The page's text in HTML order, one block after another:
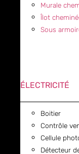
Murale
Îlot
Sous
ÉLECTRICITÉ
Boitier
Contrôle
Cellule
Détecteur